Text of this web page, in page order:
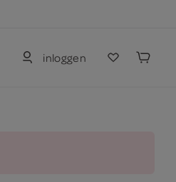
inloggen